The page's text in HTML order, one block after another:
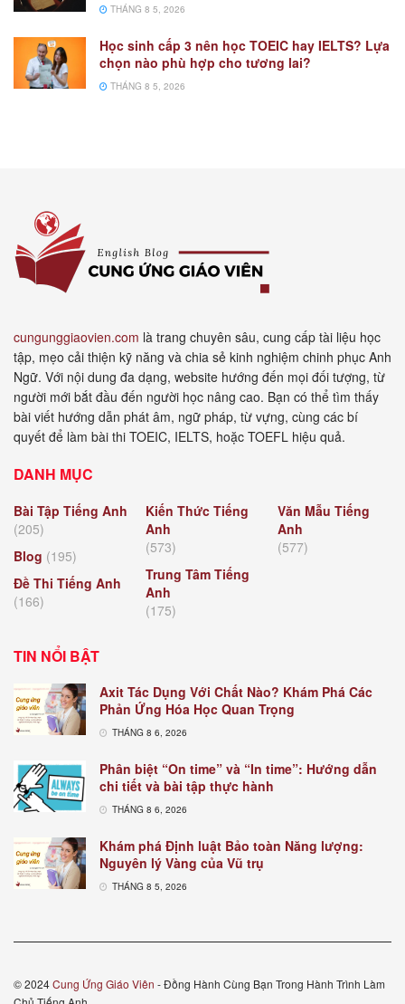
THÁNG 8 5, 2026
Học sinh cấp 3 nên học TOEIC hay IELTS? Lựa
chọn nào phù hợp cho tương lai?
THÁNG 8 5, 2026
cungunggiaovien.com là trang chuyên sâu, cung cấp tài liệu học
tập, mẹo cải thiện kỹ năng và chia sẻ kinh nghiệm chinh phục Anh
Ngữ. Với nội dung đa dạng, website hướng đến mọi đối tượng, từ
người mới bắt đầu đến người học nâng cao. Bạn có thể tìm thấy
bài viết hướng dẫn phát âm, ngữ pháp, từ vựng, cùng các bí
quyết để làm bài thi TOEIC, IELTS, hoặc TOEFL hiệu quả.
DANH MỤC
Bài Tập Tiếng Anh
(205)
Blog (195)
Đề Thi Tiếng Anh
(166)
Kiến Thức Tiếng
Anh
(573)
Trung Tâm Tiếng
Anh
(175)
Văn Mẫu Tiếng
Anh
(577)
TIN NỔI BẬT
Axit Tác Dụng Với Chất Nào? Khám Phá Các
Phản Ứng Hóa Học Quan Trọng
THÁNG 8 6, 2026
Phân biệt “On time” và “In time”: Hướng dẫn
chi tiết và bài tập thực hành
THÁNG 8 6, 2026
Khám phá Định luật Bảo toàn Năng lượng:
Nguyên lý Vàng của Vũ trụ
THÁNG 8 5, 2026
© 2024Cung Ứng Giáo Viên - Đồng Hành Cùng Bạn Trong Hành Trình Làm